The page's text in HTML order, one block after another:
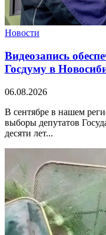
Новости
Видеозапись
Госдуму в
06.08.2026
В сентябре в нашем
выборы депутатов
десяти лет...